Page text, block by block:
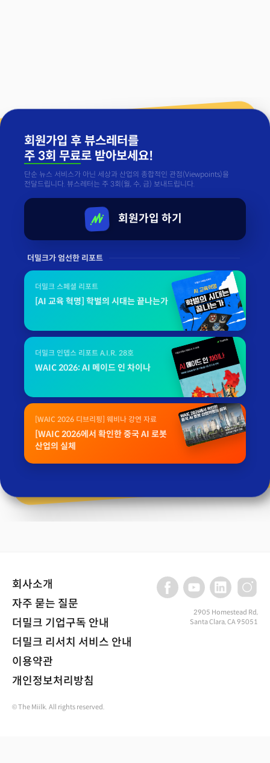
회원가입 후 뷰스레터를
주 3회 무료로 받아보세요!
단순 뉴스 서비스가 아닌 세상과 산업의 종합적인 관점(Viewpoints)을
전달드립니다. 뷰스레터는 주 3회(월, 수, 금) 보내드립니다.
회원가입 하기
더밀크가 엄선한 리포트
더밀크 스페셜 리포트
[AI 교육 혁명] 학벌의 시대는 끝나는가
더밀크 인뎁스 리포트 A.I.R. 28호
WAIC 2026: AI 메이드 인 차이나
[WAIC 2026 디브리핑] 웨비나 강연 자료
[WAIC 2026에서 확인한 중국 AI 로봇
산업의 실체
회사소개
자주 묻는 질문
더밀크 기업구독 안내
더밀크 리서치 서비스 안내
이용약관
개인정보처리방침
2905 Homestead Rd,
Santa Clara, CA 95051
© The Miilk. All rights reserved.